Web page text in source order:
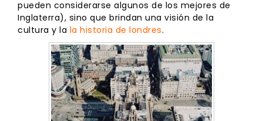
pueden considerarse algunos de los mejores de
Inglaterra), sino que brindan una visión de la
cultura y la la historia de londres.